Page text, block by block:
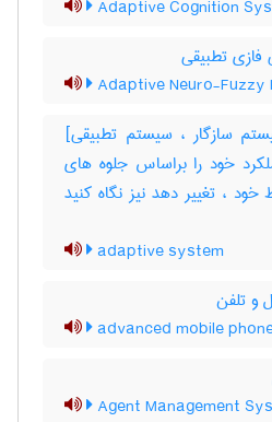
Adaptive Cognition
تطبیقی
Adaptive Neuro-
سازگار ، سیستم تطبیقی]
خود را براساس جلوه های
، تغییر دهد نیز نگاه کنید
adaptive system
و تلفن
advanced mobile
Agent Management